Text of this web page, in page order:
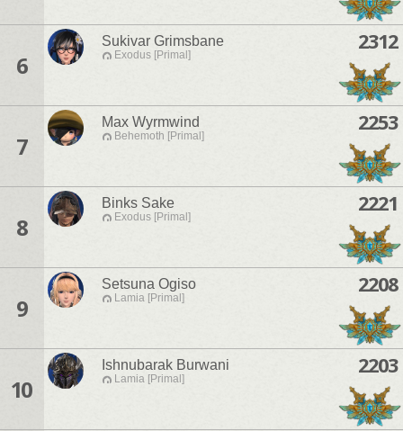
6
Sukivar Grimsbane
Exodus [Primal]
2312
7
Max Wyrmwind
Behemoth [Primal]
2253
8
Binks Sake
Exodus [Primal]
2221
9
Setsuna Ogiso
Lamia [Primal]
2208
10
Ishnubarak Burwani
Lamia [Primal]
2203